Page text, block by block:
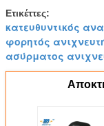
Ετικέττες:
κατευθυντικός
φορητός
ασύρματος